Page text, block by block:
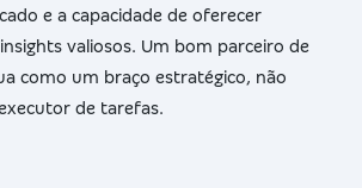
e a capacidade de oferecer
valiosos. Um bom parceiro de
como um braço estratégico, não
de tarefas.